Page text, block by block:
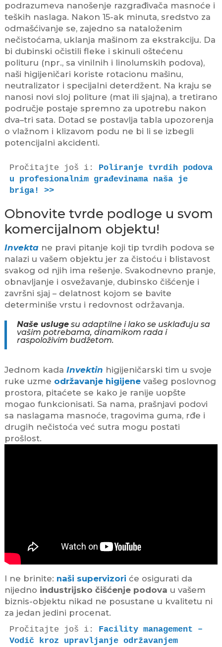
podrazumeva nanošenje razgrađivača masnoće i
teških naslaga. Nakon 15-ak minuta, sredstvo za
odmašćivanje se, zajedno sa nataloženim
nečistoćama, uklanja mašinom za ekstrakciju. Da
bi dubinski očistili fleke i skinuli oštećenu
polituru (npr., sa vinilnih i linolumskih podova),
naši higijeničari koriste rotacionu mašinu,
neutralizator i specijalni deterdžent. Na kraju se
nanosi novi sloj politure (mat ili sjajna), a tretirano
područje postaje spremno za upotrebu nakon
dva–tri sata. Dotad se postavlja tabla upozorenja
o vlažnom i klizavom podu ne bi li se izbegli
potencijalni akcidenti.
Pročitajte još i: Poliranje tvrdih podova
u profesionalnim građevinama naša je
briga! >>
Obnovite tvrde podloge u svom
komercijalnom objektu!
Invekta ne pravi pitanje koji tip tvrdih podova se
nalazi u vašem objektu jer za čistoću i blistavost
svakog od njih ima rešenje. Svakodnevno pranje,
obnavljanje i osvežavanje, dubinsko čišćenje i
završni sjaj – delatnost kojom se bavite
determiniše vrstu i redovnost održavanja.
Naše usluge su adaptilne i lako se usklađuju sa
vašim potrebama, dinamikom rada i
raspoloživim budžetom.
Jednom kada Invektin higijeničarski tim u svoje
ruke uzme održavanje higijene vašeg poslovnog
prostora, pitaćete se kako je ranije uopšte
mogao funkcionisati. Sa nama, prašnjavi podovi
sa naslagama masnoće, tragovima guma, rđe i
drugih nečistoća već sutra mogu postati
prošlost.
I ne brinite: naši supervizori će osigurati da
nijedno industrijsko čišćenje podova u vašem
biznis-objektu nikad ne posustane u kvalitetu ni
za jedan jedini procenat.
Pročitajte još i: Facility management –
Vodič kroz upravljanje održavanjem